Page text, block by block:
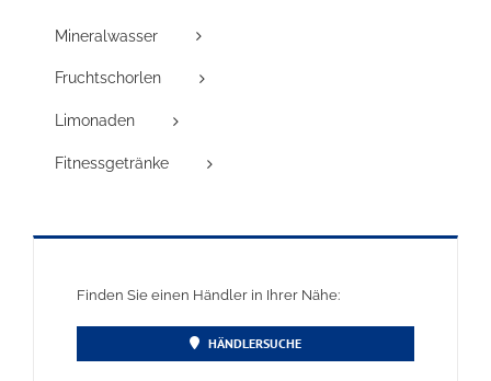
Mineralwasser
Fruchtschorlen
Limonaden
Fitnessgetränke
Finden Sie einen Händler in Ihrer Nähe:
HÄNDLERSUCHE